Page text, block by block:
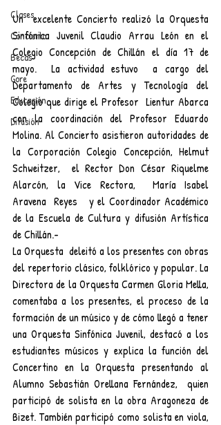
Clases
Concierto
Becas
Gore
Educación
Difusión
Un  excelente Concierto realizó la Orquesta
Sinfónica Juvenil Claudio Arrau León en el
Colegio Concepción de Chillán el día 17 de
mayo.  La actividad estuvo  a cargo del
Departamento de Artes y Tecnología del
Colegio que dirige el Profesor  Lientur Abarca
con la coordinación del Profesor Eduardo
Molina. Al Concierto asistieron autoridades de
la Corporación Colegio Concepción, Helmut
Schweitzer,  el Rector Don César Riquelme
Alarcón, la Vice Rectora,  María Isabel
Aravena  Reyes   y el Coordinador Académico
de la Escuela de Cultura y difusión Artística
de Chillán.-
La Orquesta  deleitó a los presentes con obras
del repertorio clásico, folklórico y popular. La
Directora de la Orquesta Carmen Gloria Mella,
comentaba a los presentes, el proceso de la
formación de un músico y de cómo llegó a tener
una Orquesta Sinfónica Juvenil, destacó a los
estudiantes músicos y explica la función del
Concertino en la Orquesta presentando al
Alumno Sebastián Orellana Fernández,  quien
participó de solista en la obra Aragoneza de
Bizet. También participó como solista en viola,